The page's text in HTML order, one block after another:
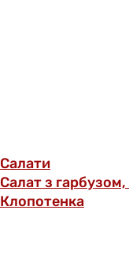
Салати
Салат з
Клопотенка